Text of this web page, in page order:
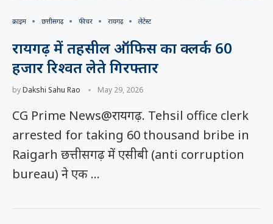
क्राइम छत्तीसगढ़ फीचर रायगढ़ लेटेस्ट
रायगढ़ में तहसील ऑफिस का क्लर्क 60
हजार रिश्वत लेते गिरफ्तार
byDakshi Sahu Rao May 29, 2026
CG Prime News@रायगढ़. Tehsil office clerk
arrested for taking 60 thousand bribe in
Raigarh छत्तीसगढ़ में एसीबी (anti corruption
bureau) ने एक …